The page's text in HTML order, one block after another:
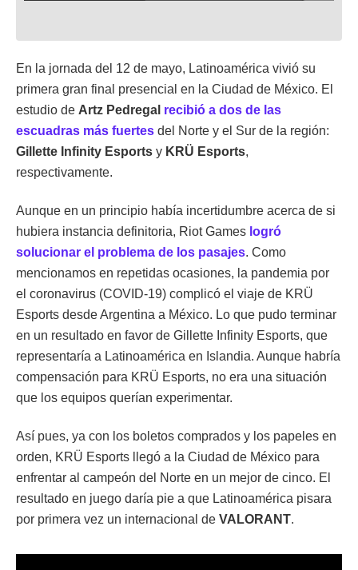
En la jornada del 12 de mayo, Latinoamérica vivió su
primera gran final presencial en la Ciudad de México. El
estudio de Artz Pedregal recibió a dos de las
escuadras más fuertes del Norte y el Sur de la región:
Gillette Infinity Esports y KRÜ Esports,
respectivamente.
Aunque en un principio había incertidumbre acerca de si
hubiera instancia definitoria, Riot Games logró
solucionar el problema de los pasajes. Como
mencionamos en repetidas ocasiones, la pandemia por
el coronavirus (COVID-19) complicó el viaje de KRÜ
Esports desde Argentina a México. Lo que pudo terminar
en un resultado en favor de Gillette Infinity Esports, que
representaría a Latinoamérica en Islandia. Aunque habría
compensación para KRÜ Esports, no era una situación
que los equipos querían experimentar.
Así pues, ya con los boletos comprados y los papeles en
orden, KRÜ Esports llegó a la Ciudad de México para
enfrentar al campeón del Norte en un mejor de cinco. El
resultado en juego daría pie a que Latinoamérica pisara
por primera vez un internacional de VALORANT.